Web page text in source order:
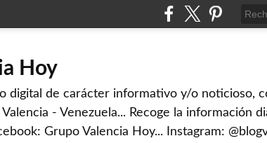
Hoy
digital de carácter informativo y/o noticioso,
- Venezuela... Recoge la información
Grupo Valencia Hoy... Instagram: